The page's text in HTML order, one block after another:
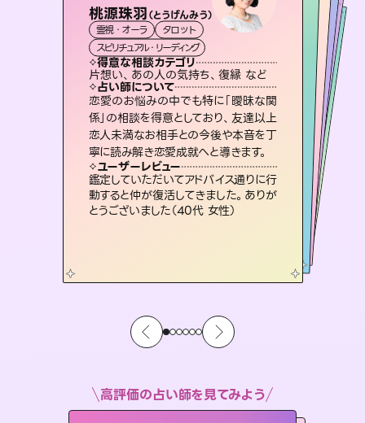
桃源珠羽（とうげんみう）
霊視・オーラ
タロット
スピリチュアル・リーディング
得意な相談カテゴリ
片想い、あの人の気持ち、復縁 など
占い師について
恋愛のお悩みの中でも特に「曖昧な関
係」の相談を得意としており、友達以上
恋人未満なお相手との今後や本音を丁
寧に読み解き恋愛成就へと導きます。
ユーザーレビュー
鑑定していただいてアドバイス通りに行
動すると仲が復活してきました。ありが
とうございました（40代 女性）
セラピスト理恵
霊視・オーラ タロット
スピリチュアル・リーディング
得意な相談カテゴリ
片想い、二人の未来、年の差 など
占い師について
連絡再開、復縁、成就などの報告実績
多数。セラピストとして2万超の施術経
験があるからこそできる鑑定で、より良
い未来をサポートします。
ユーザーレビュー
とても心温まる鑑定でした。しかもこち
らは何も言っていないのに視えていらっ
しゃるんだなと驚きです（30代女性）
おう 霊感オラクル
霊視・オーラ
オラクルカード
得意な相談カテゴリ
恋愛総合、あの人の気持ち など
占い師について
霊視×オラクルカードを使って「今」と
「未来」そして「気になるあの人の気持
ち」まで丁寧に読み解き、恋や人生のヒ
ントを優しく引き出します。
ユーザーレビュー
不安な気持ちが嘘みたいに晴れまし
た…！よく視えていらっしゃるんだなと
感じました（40代 女性）
未来視師＊花
霊視・オーラ
スピリチュアル・リーディング
得意な相談カテゴリ
出逢い、片想い、復縁 など
占い師について
未来には何パターンもの選択肢があります。不安で視えにくくなっているあなたの素敵な未来を見つけ、その未来を選択できるようアドバイスします。
ユーザーレビュー
職場の人の性質や人間関係、本心など
本当によく視えていてびっくり。対策が
打てて前向きになれます（40代）
アイリス -iris-
西洋占星術
ルーン
得意な相談カテゴリ
恋愛総合、片想い、二人の未来 など
占い師について
復縁、恋愛、不倫の行方、同性愛や片
思い、仕事関係や借金問題まで知りた
いことや心の負担になっていることを
紐解き、背中をそっと押して導きます。
ユーザーレビュー
安心感のあり、言い切ってくれる所や濁
さない鑑定のおかげで、毎回自分の気
持ちを整えられます（30代 男性）
彗望（すいぼう
霊視・オーラ
スピリチュアル・リーディング
得意な相談カテゴリ
片想い、あの人の気持ち、復縁 など
占い師について
3,700年以上の歴史を持つ東洋最古の
占術「易占」で詳細まで占い、幸せへ向
かう道筋を示します。厳しい結果にも具
体的な対策をお伝えします。
ユーザーレビュー
複雑な背景もしっかり聞いて鑑定して
いただけました。気持ちが楽になりまし
た（50代 女性）
高評価の占い師を見てみよう